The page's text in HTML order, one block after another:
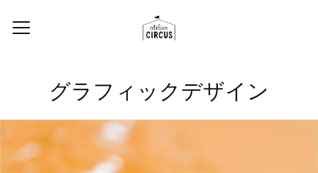
グラフィックデザイン